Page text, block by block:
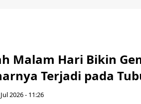
Malam Hari Bikin
Terjadi pada
2026 - 11:26